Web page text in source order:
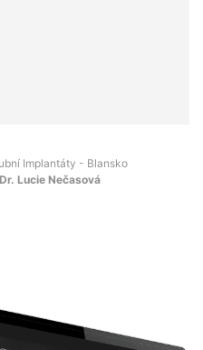
Implantáty - Blansko
Lucie Nečasová